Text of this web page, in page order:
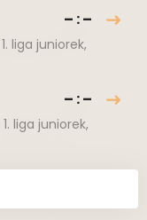
– : –
1. liga juniorek,
– : –
1. liga juniorek,